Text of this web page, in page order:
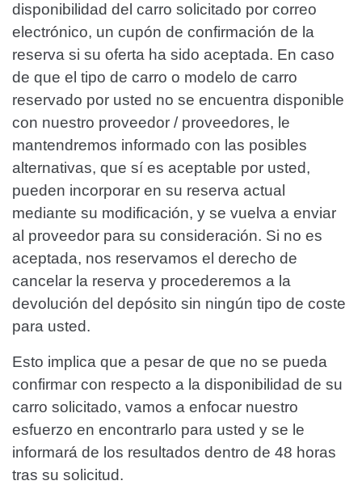
disponibilidad del carro solicitado por correo
electrónico, un cupón de confirmación de la
reserva si su oferta ha sido aceptada. En caso
de que el tipo de carro o modelo de carro
reservado por usted no se encuentra disponible
con nuestro proveedor / proveedores, le
mantendremos informado con las posibles
alternativas, que sí es aceptable por usted,
pueden incorporar en su reserva actual
mediante su modificación, y se vuelva a enviar
al proveedor para su consideración. Si no es
aceptada, nos reservamos el derecho de
cancelar la reserva y procederemos a la
devolución del depósito sin ningún tipo de coste
para usted.
Esto implica que a pesar de que no se pueda
confirmar con respecto a la disponibilidad de su
carro solicitado, vamos a enfocar nuestro
esfuerzo en encontrarlo para usted y se le
informará de los resultados dentro de 48 horas
tras su solicitud.